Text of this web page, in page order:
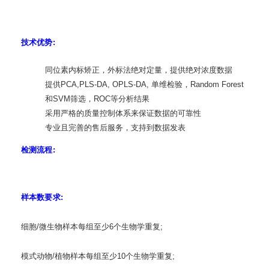
技术优势:
同位素内标矫正，外标法绝对定量，提供绝对浓度数据
提供PCA,PLS-DA, OPLS-DA, 单维检验，Random Forest
和SVM筛选，ROC等分析结果
采用严格的质量控制体系来保证数据的可靠性
专业且完善的售后服务，支持到数据发表
检测流程:
样本数要求:
细胞/微生物样本每组至少6个生物学重复;
模式动物/植物样本每组至少10个生物学重复;